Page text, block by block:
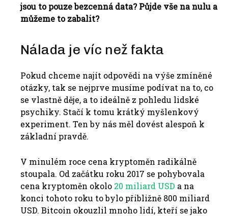
jsou to pouze bezcenná data? Půjde vše na nulu a
můžeme to zabalit?
Nálada je víc než fakta
Pokud chceme najít odpovědi na výše zmíněné
otázky, tak se nejprve musíme podívat na to, co
se vlastně děje, a to ideálně z pohledu lidské
psychiky. Stačí k tomu krátký myšlenkový
experiment. Ten by nás měl dovést alespoň k
základní pravdě.
V minulém roce cena kryptoměn radikálně
stoupala. Od začátku roku 2017 se pohybovala
cena kryptoměn okolo 20 miliard USD a na
konci tohoto roku to bylo přibližně 800 miliard
USD. Bitcoin okouzlil mnoho lidí, kteří se jako